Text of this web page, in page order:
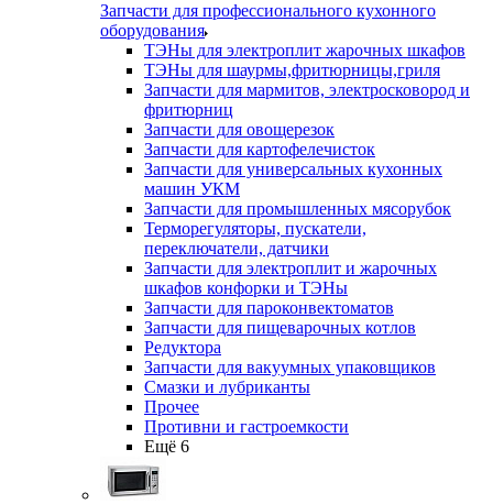
Запчасти для профессионального кухонного
оборудования
ТЭНы для электроплит жарочных шкафов
ТЭНы для шаурмы,фритюрницы,гриля
Запчасти для мармитов, электросковород и
фритюрниц
Запчасти для овощерезок
Запчасти для картофелечисток
Запчасти для универсальных кухонных
машин УКМ
Запчасти для промышленных мясорубок
Терморегуляторы, пускатели,
переключатели, датчики
Запчасти для электроплит и жарочных
шкафов конфорки и ТЭНы
Запчасти для пароконвектоматов
Запчасти для пищеварочных котлов
Редуктора
Запчасти для вакуумных упаковщиков
Смазки и лубриканты
Прочее
Противни и гастроемкости
Ещё 6